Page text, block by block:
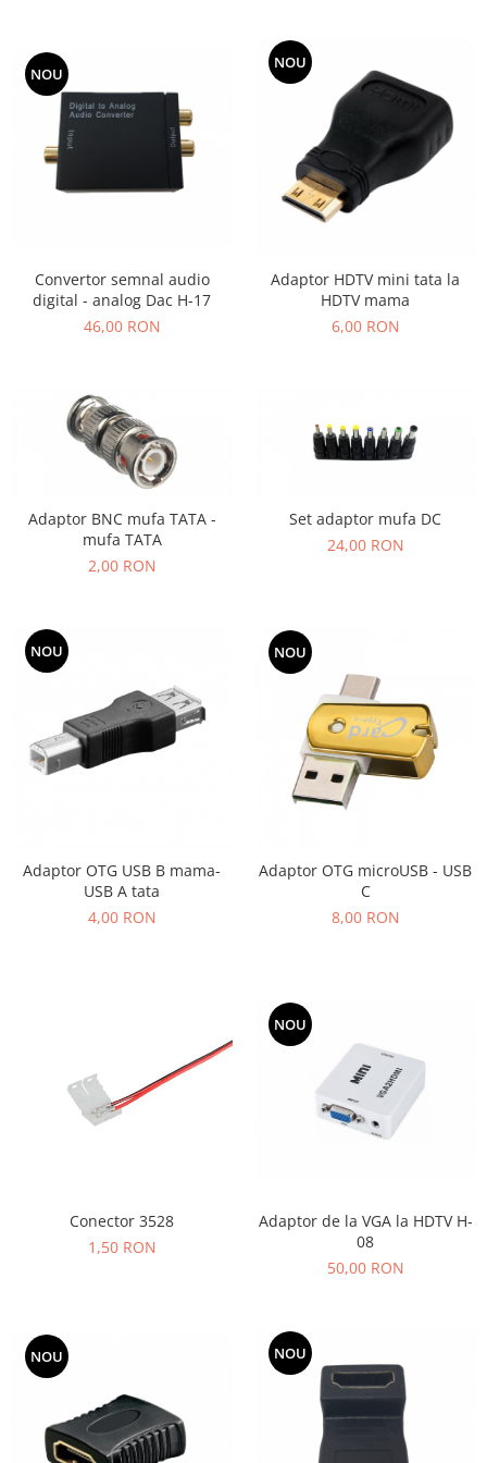
NOU
Convertor semnal audio
digital - analog Dac H-17
46,00 RON
NOU
Adaptor HDTV mini tata la
HDTV mama
6,00 RON
Adaptor BNC mufa TATA -
mufa TATA
2,00 RON
Set adaptor mufa DC
24,00 RON
NOU
Adaptor OTG USB B mama-
USB A tata
4,00 RON
NOU
Adaptor OTG microUSB - USB
C
8,00 RON
Conector 3528
1,50 RON
NOU
Adaptor de la VGA la HDTV H-
08
50,00 RON
NOU NOU